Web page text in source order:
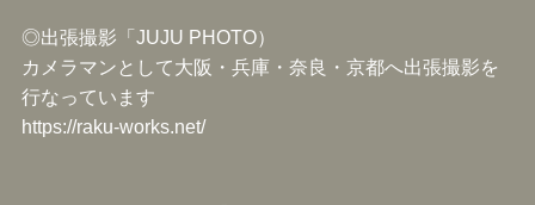
◎出張撮影「JUJU PHOTO）
カメラマンとして大阪・兵庫・奈良・京都へ出張撮影を
行なっています
https://raku-works.net/